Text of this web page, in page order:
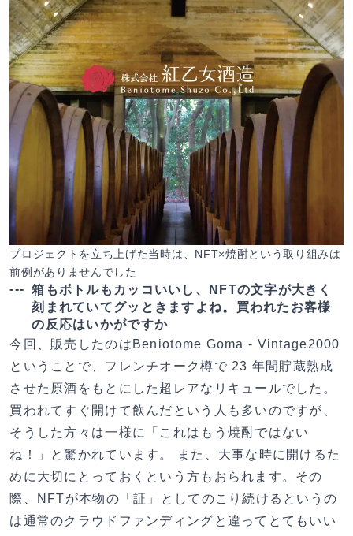
プロジェクトを立ち上げた当時は、NFT×焼酎という取り組みは
前例がありませんでした
箱もボトルもカッコいいし、NFTの文字が大きく
刻まれていてグッときますよね。買われたお客様
の反応はいかがですか
今回、販売したのはBeniotome Goma - Vintage2000
ということで、フレンチオーク樽で 23 年間貯蔵熟成
させた原酒をもとにした超レアなリキュールでした。
買われてすぐ開けて飲んだという人も多いのですが、
そうした方々は一様に「これはもう焼酎ではない
ね！」と驚かれています。 また、大事な時に開けるた
めに大切にとっておくという方もおられます。その
際、NFTが本物の「証」としてのこり続けるというの
は通常のクラウドファンディングと違ってとてもいい